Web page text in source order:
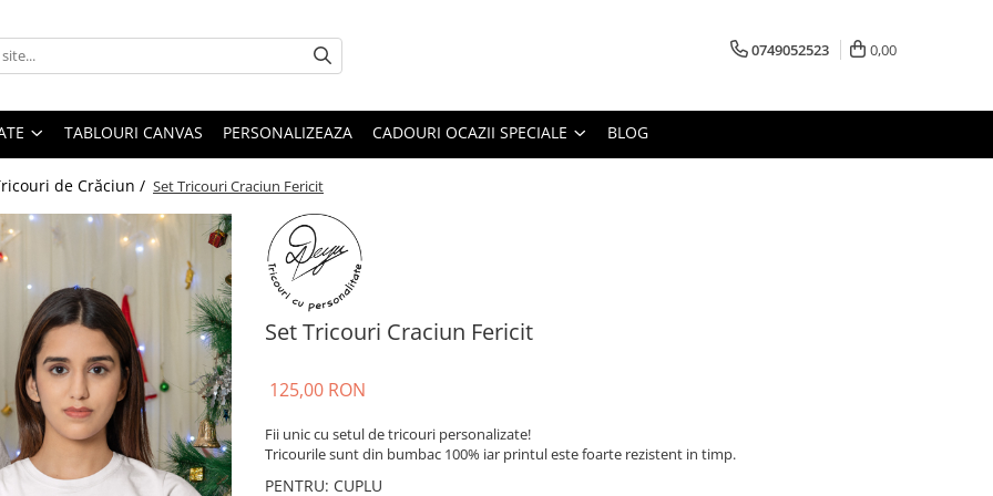
0749052523 0,00
TABLOURI CANVAS PERSONALIZEAZA CADOURI OCAZII SPECIALE BLOG
de Crăciun / Set Tricouri Craciun Fericit
Set Tricouri Craciun Fericit
125,00 RON
Fii unic cu setul de tricouri personalizate!
Tricourile sunt din bumbac 100% iar printul este foarte rezistent in timp.
PENTRU: CUPLU